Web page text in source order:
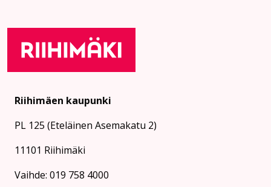
Riihimäen kaupunki
PL 125 (Eteläinen Asemakatu 2)
11101 Riihimäki
Vaihde: 019 758 4000